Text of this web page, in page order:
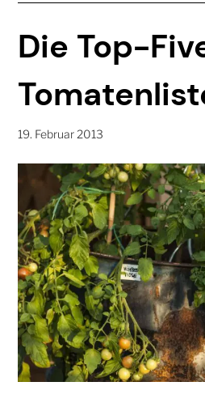
Die Top-
19. Februar 2013